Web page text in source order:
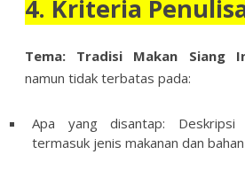
4. Kriteria
Tema: Tradisi Makan Siang
namun tidak terbatas pada:
Apa yang disantap: Deskripsi
termasuk jenis makanan dan